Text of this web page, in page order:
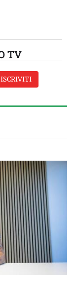
TV
commenta
e Nizza
ISCRIVITI